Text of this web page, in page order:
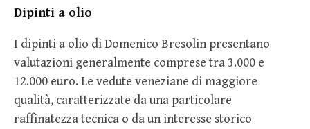
Dipinti a olio
I dipinti a olio di Domenico Bresolin presentano
valutazioni generalmente comprese tra 3.000 e
12.000 euro. Le vedute veneziane di maggiore
qualità, caratterizzate da una particolare
raffinatezza tecnica o da un interesse storico